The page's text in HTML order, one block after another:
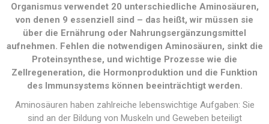
Organismus verwendet 20 unterschiedliche Aminosäuren,
von denen 9 essenziell sind – das heißt, wir müssen sie
über die Ernährung oder Nahrungsergänzungsmittel
aufnehmen. Fehlen die notwendigen Aminosäuren, sinkt die
Proteinsynthese, und wichtige Prozesse wie die
Zellregeneration, die Hormonproduktion und die Funktion
des Immunsystems können beeinträchtigt werden.
Aminosäuren haben zahlreiche lebenswichtige Aufgaben: Sie
sind an der Bildung von Muskeln und Geweben beteiligt